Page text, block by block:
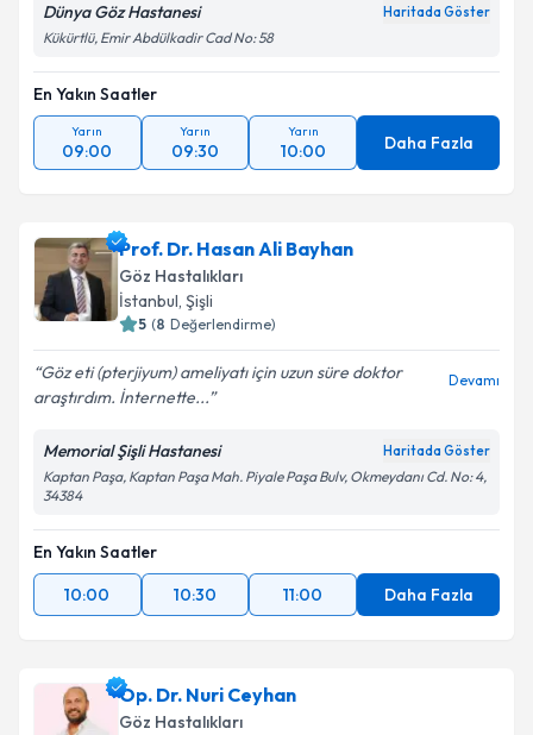
Kişisel verilerimin işlenmesine ilişkin
Aydınlatma
Metni'ni okudum ve kişisel verilerimin belirtilen
Takvim Talebini Gönder
Dünya Göz Hastanesi Haritada Göster
Kükürtlü, Emir Abdülkadir Cad No: 58
En Yakın Saatler
Yarın
09:00
Yarın
09:30
Yarın
10:00 Daha Fazla
Prof. Dr. Hasan Ali Bayhan
Göz Hastalıkları
İstanbul, Şişli
5 (8 Değerlendirme)
Göz eti (pterjiyum) ameliyatı için uzun süre doktor
araştırdım. İnternette...
Devamı
Memorial Şişli Hastanesi Haritada Göster
Kaptan Paşa, Kaptan Paşa Mah. Piyale Paşa Bulv, Okmeydanı Cd. No: 4,
34384
En Yakın Saatler
10:00
10:30 11:00 Daha Fazla
Op. Dr. Nuri Ceyhan
Göz Hastalıkları